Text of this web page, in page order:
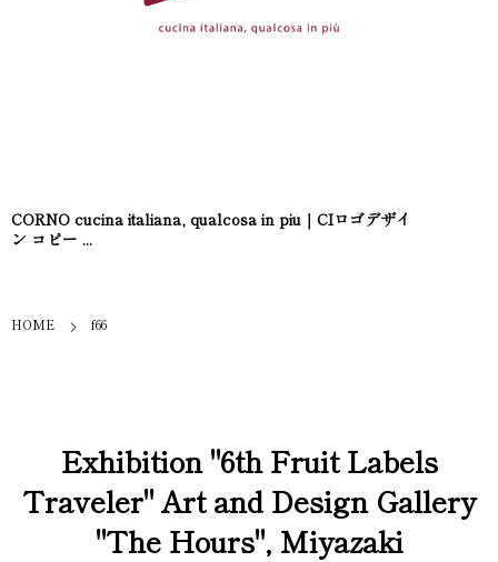
CORNO cucina italiana, qualcosa in più｜CIロゴデザイ
ン コピー ...
HOME f66
Exhibition "6th Fruit Labels
Traveler" Art and Design Gallery
"The Hours", Miyazaki